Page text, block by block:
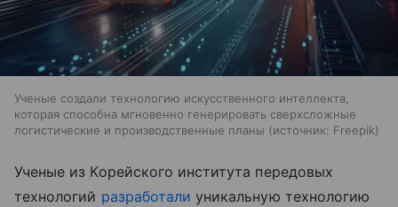
Ученые создали технологию искусственного интеллекта,
которая способна мгновенно генерировать сверхсложные
логистические и производственные планы
источник: Freepik
Ученые из Корейского института передовых
технологий разработали уникальную технологию